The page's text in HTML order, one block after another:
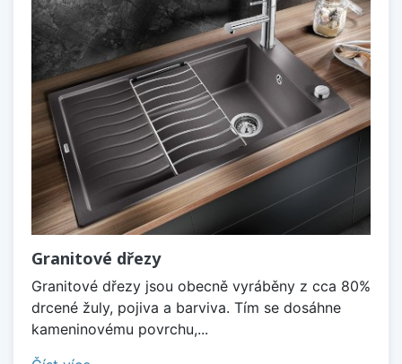
Granitové dřezy
Granitové dřezy jsou obecně vyráběny z cca 80%
drcené žuly, pojiva a barviva. Tím se dosáhne
kameninovému povrchu,...